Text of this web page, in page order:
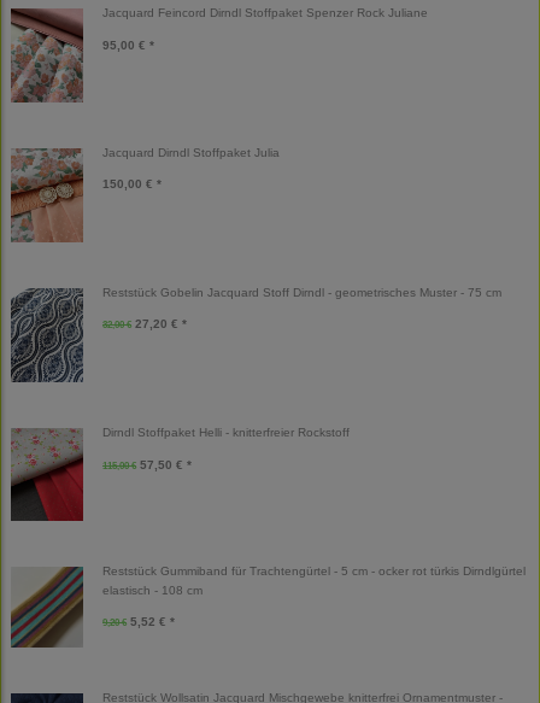
Jacquard Feincord Dirndl Stoffpaket Spenzer Rock Juliane
95,00 € *
Jacquard Dirndl Stoffpaket Julia
150,00 € *
Reststück Gobelin Jacquard Stoff Dirndl - geometrisches Muster - 75 cm
32,00 € 27,20 € *
Dirndl Stoffpaket Helli - knitterfreier Rockstoff
115,00 € 57,50 € *
Reststück Gummiband für Trachtengürtel - 5 cm - ocker rot türkis Dirndlgürtel
elastisch - 108 cm
9,20 € 5,52 € *
Reststück Wollsatin Jacquard Mischgewebe knitterfrei Ornamentmuster -